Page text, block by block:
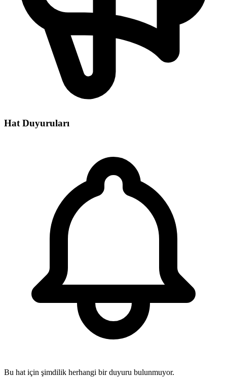
Hat Duyuruları
Bu hat için şimdilik herhangi bir duyuru bulunmuyor.